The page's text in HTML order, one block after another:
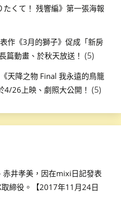
たくて！ 残響編》第一張海報
作《3月的獅子》促成「新房
篇動畫、於秋天放送！ (5)
天降之物 Final 我永遠的鳥籠
4/26上映、劇照大公開！ (5)
井孝美，因在mixi日記發表
締役。【2017年11月24日